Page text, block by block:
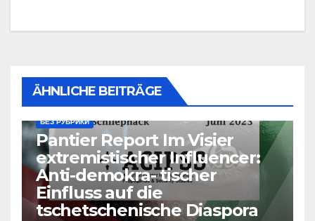
ÄHNLICHE BEITRÄGE
БЕЗ РУБРИКИ
Pantier Report Im Visier
extremistischer Influencer:
Anti-demokra- tischer
Einfluss auf die
tschetschenische Diaspora